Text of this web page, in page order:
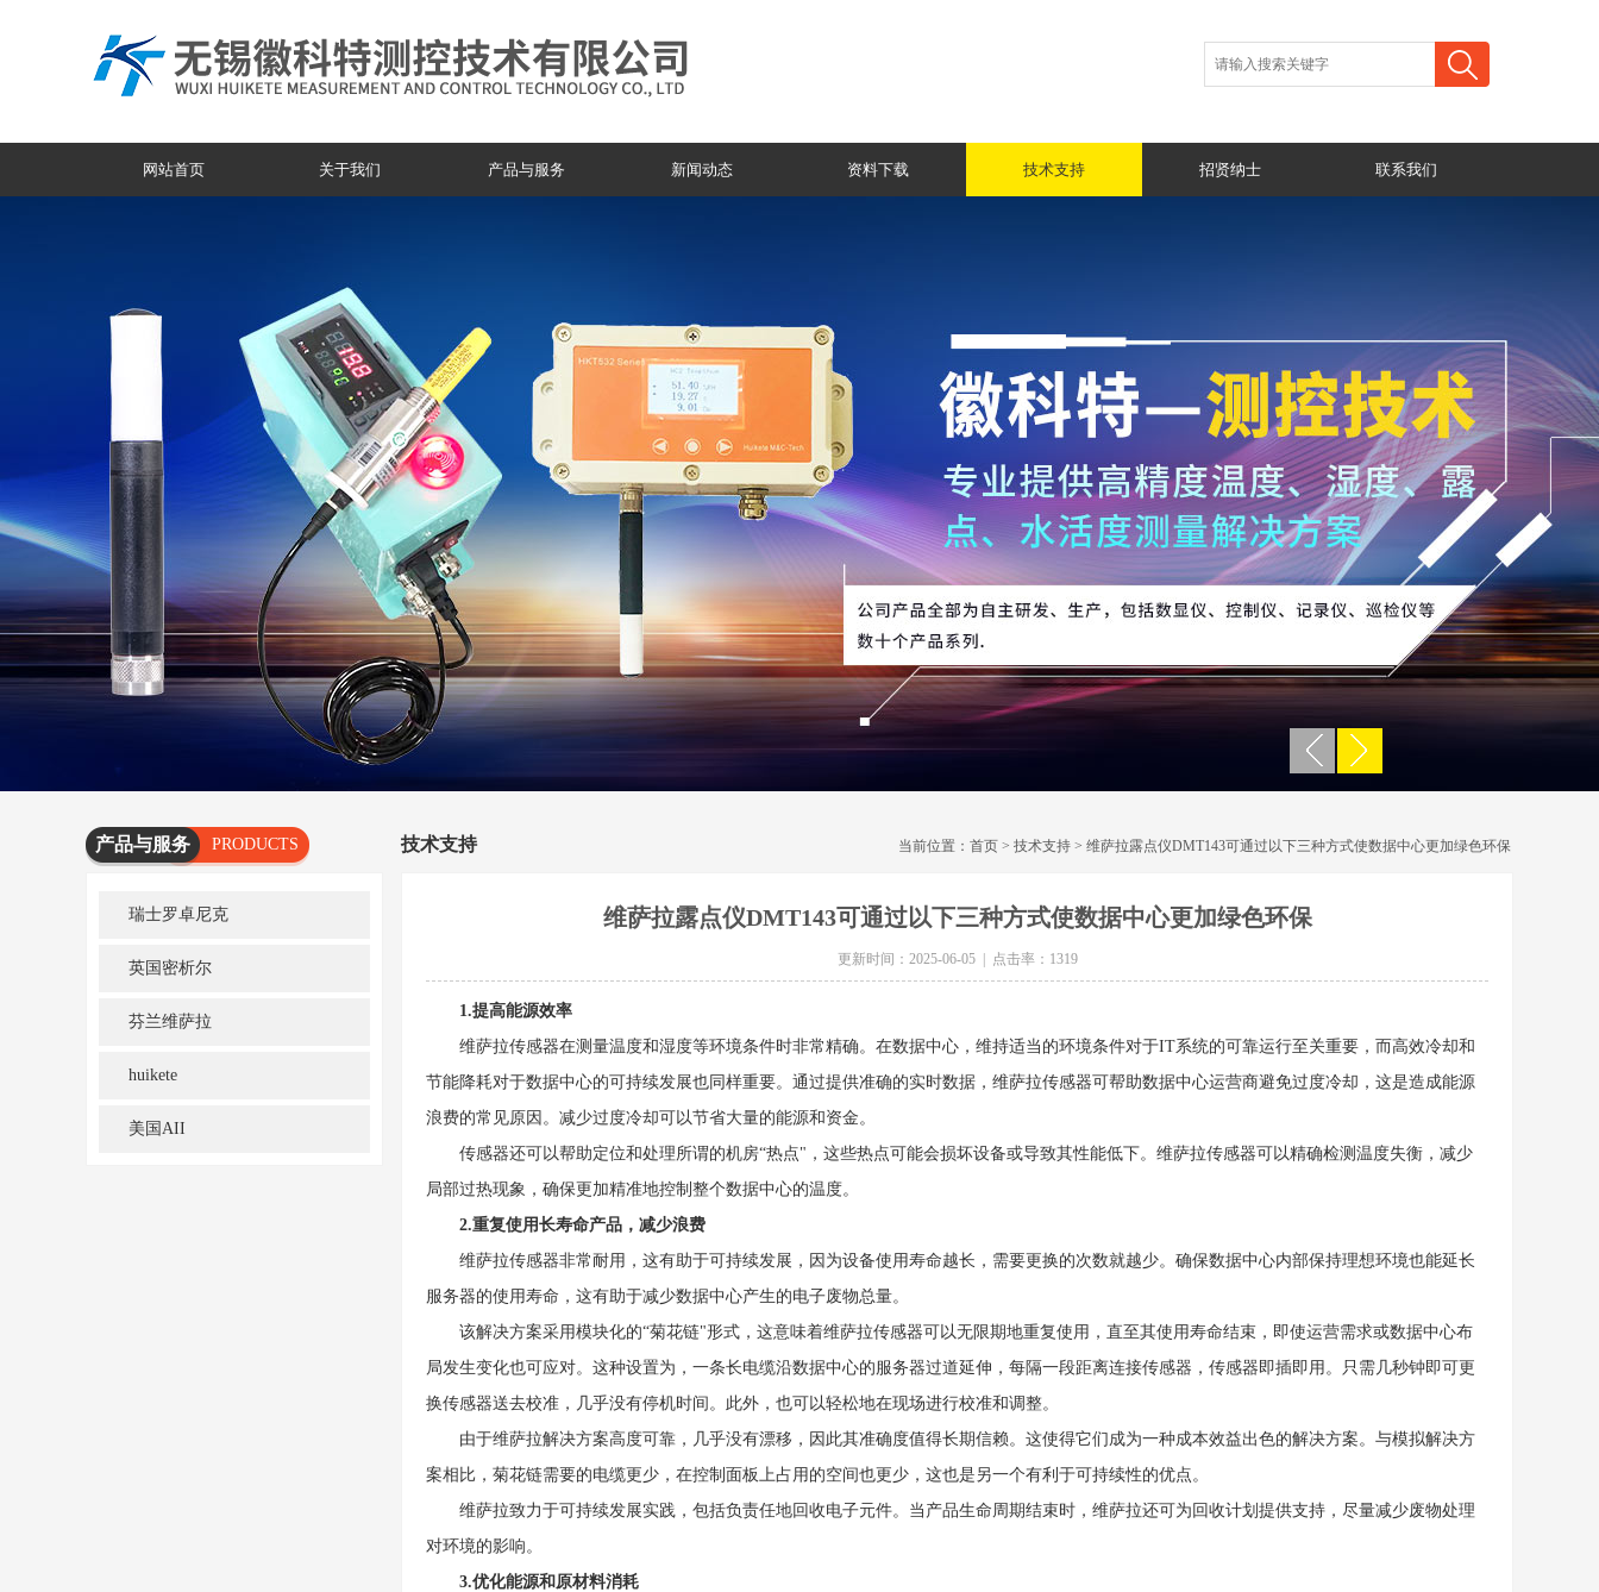
网站首页 关于我们 产品与服务 新闻动态 资料下载 技术支持 招贤纳士 联系我们
产品与服务
PRODUCTS
SERVICES
瑞士罗卓尼克
英国密析尔
芬兰维萨拉
huikete
美国AII
技术支持 当前位置： 首页 > 技术支持 > 维萨拉露点仪DMT143可通过以下三种方式使数据中心更加绿色环保
维萨拉露点仪DMT143可通过以下三种方式使数据中心更加绿色环保
更新时间：2025-06-05 | 点击率：1319
1.提高能源效率
维萨拉传感器在测量温度和湿度等环境条件时非常精确。在数据中心，维持适当的环境条件对于IT系统的可靠运行至关重要，而高效冷却和
节能降耗对于数据中心的可持续发展也同样重要。通过提供准确的实时数据，维萨拉传感器可帮助数据中心运营商避免过度冷却，这是造成能源
浪费的常见原因。减少过度冷却可以节省大量的能源和资金。
传感器还可以帮助定位和处理所谓的机房“热点"，这些热点可能会损坏设备或导致其性能低下。维萨拉传感器可以精确检测温度失衡，减少
局部过热现象，确保更加精准地控制整个数据中心的温度。
2.重复使用长寿命产品，减少浪费
维萨拉传感器非常耐用，这有助于可持续发展，因为设备使用寿命越长，需要更换的次数就越少。确保数据中心内部保持理想环境也能延长
服务器的使用寿命，这有助于减少数据中心产生的电子废物总量。
该解决方案采用模块化的“菊花链"形式，这意味着维萨拉传感器可以无限期地重复使用，直至其使用寿命结束，即使运营需求或数据中心布
局发生变化也可应对。这种设置为，一条长电缆沿数据中心的服务器过道延伸，每隔一段距离连接传感器，传感器即插即用。只需几秒钟即可更
换传感器送去校准，几乎没有停机时间。此外，也可以轻松地在现场进行校准和调整。
由于维萨拉解决方案高度可靠，几乎没有漂移，因此其准确度值得长期信赖。这使得它们成为一种成本效益出色的解决方案。与模拟解决方
案相比，菊花链需要的电缆更少，在控制面板上占用的空间也更少，这也是另一个有利于可持续性的优点。
维萨拉致力于可持续发展实践，包括负责任地回收电子元件。当产品生命周期结束时，维萨拉还可为回收计划提供支持，尽量减少废物处理
对环境的影响。
3.优化能源和原材料消耗